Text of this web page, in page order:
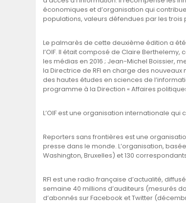
économiques et d’organisation qui
populations, valeurs défendues par les trois
Le palmarès de cette deuxième édition a
l’OIF. Il était composé de Claire Berthelemy,
les médias en 2016 ; Jean-Michel Boissier,
la Directrice de RFI en charge des
des hautes études en sciences de
programme à la Direction « Affaires
L’OIF est une organisation internationale
Reporters sans frontières est une
presse dans le monde. L’organisation,
Washington, Bruxelles) et 130
RFI est une radio française d’actualité,
semaine 40 millions d’auditeurs (mesurés
d’abonnés sur Facebook et Twitter